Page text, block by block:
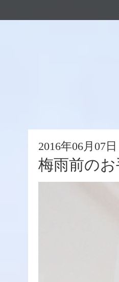
2016年06月07日
梅雨前の